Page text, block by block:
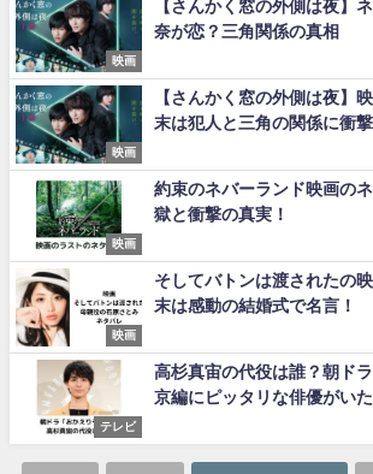
映画
【さんかく窓の外側は夜】
奈が恋？三角関係の真相
映画
【さんかく窓の外側は夜】
末は犯人と三角の関係に衝撃
映画
約束のネバーランド映画の
獄と衝撃の真実！
映画
そしてバトンは渡されたの
末は感動の結婚式で名言！
テレビ
高杉真宙の代役は誰？朝ド
京編にピッタリな俳優がいた